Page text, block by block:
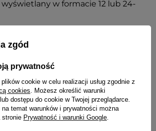
wyświetlany w formacie 12 lub 24-
czasu w dwóch różnych
kalendarz uwzględniający
zgód
prywatność
cookie w celu realizacji usług zgodnie z
cookies. Możesz określić warunki
dostępu do cookie w Twojej przeglądarce.
temat warunków i prywatności można
stronie Prywatność i warunki Google.